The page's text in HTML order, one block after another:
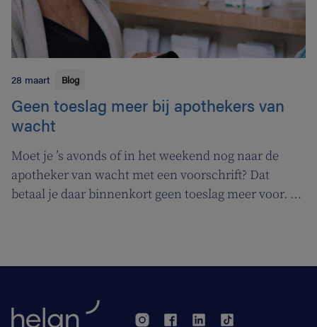
28 maart Blog
Geen toeslag meer bij apothekers van
wacht
Moet je ’s avonds of in het weekend nog naar de
apotheker van wacht met een voorschrift? Dat
betaal je daar binnenkort geen toeslag meer voor. In